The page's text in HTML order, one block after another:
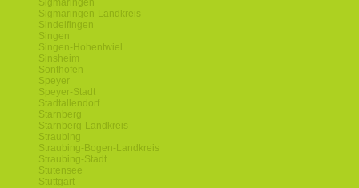
Sigmaringen
Sigmaringen-Landkreis
Sindelfingen
Singen
Singen-Hohentwiel
Sinsheim
Sonthofen
Speyer
Speyer-Stadt
Stadtallendorf
Starnberg
Starnberg-Landkreis
Straubing
Straubing-Bogen-Landkreis
Straubing-Stadt
Stutensee
Stuttgart